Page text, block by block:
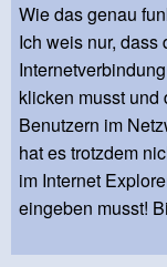
Wie das genau
Ich weis nur,
klicken musst
Benutzern im
hat es trotzdem
im Internet
eingeben musst!